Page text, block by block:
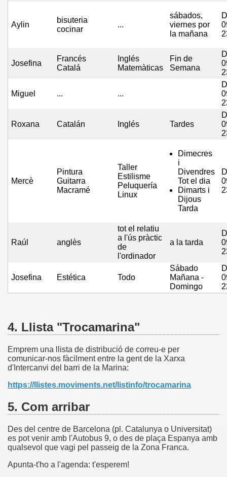
Aylin
bisuteria
cocinar
...
sábados,
viernes por
la mañana
Josefina
Francés
Catalá
Inglés
Matemàticas
Fin de
Semana
Miguel ... ...
Roxana Catalán Inglés Tardes
Mercè
Pintura
Guitarra
Macramé
Taller
Estilisme
Peluquería
Linux
Dimecres
i
Divendres
Tot el dia
Dimarts i
Dijous
Tarda
Raúl anglès
tot el relatiu
a l'ús pràctic
de
l'ordinador
a la tarda
Josefina Estética Todo
Sábado
Mañana -
Domingo
4. Llista "Trocamarina"
Emprem una llista de distribució de correu-e per
comunicar-nos fàcilment entre la gent de la Xarxa
d'Intercanvi del barri de la Marina:
https://llistes.moviments.net/listinfo/trocamarina
5. Com arribar
Des del centre de Barcelona (pl. Catalunya o Universitat)
es pot venir amb l'Autobus 9, o des de plaça Espanya amb
qualsevol que vagi pel passeig de la Zona Franca.
Apunta-t'ho a l'agenda: t'esperem!